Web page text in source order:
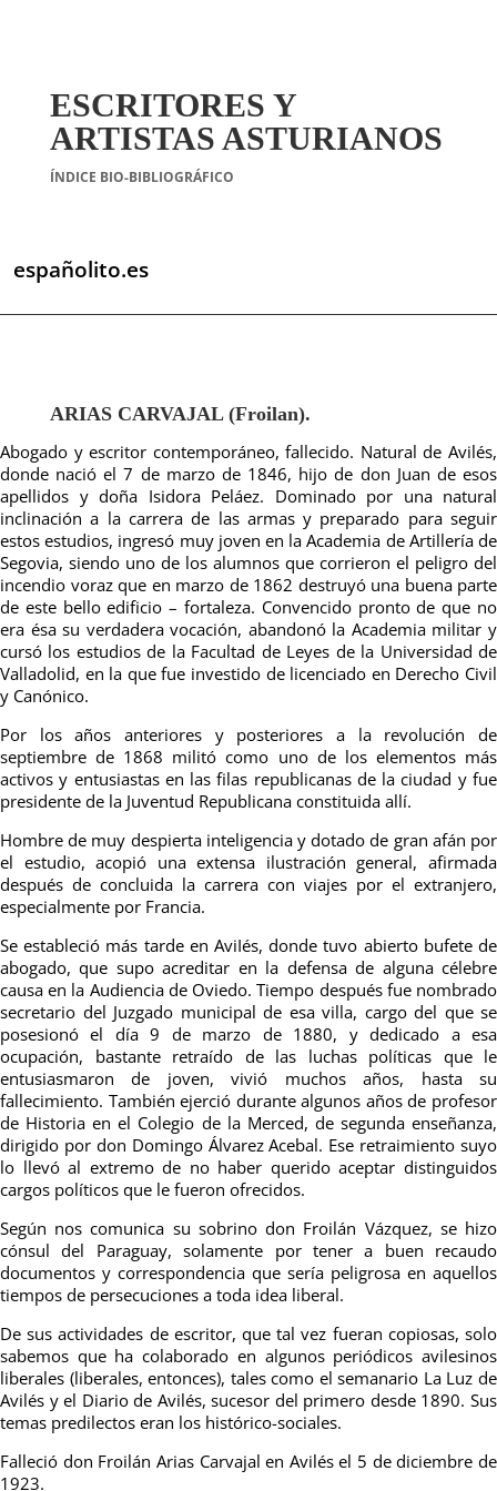
ESCRITORES Y
ARTISTAS ASTURIANOS
ÍNDICE BIO-BIBLIOGRÁFICO
españolito.es
ARIAS CARVAJAL (Froilan).
Abogado y escritor contemporáneo, fallecido. Natural de Avilés,
donde nació el 7 de marzo de 1846, hijo de don Juan de esos
apellidos y doña Isidora Peláez. Dominado por una natural
inclinación a la carrera de las armas y preparado para seguir
estos estudios, ingresó muy joven en la Academia de Artillería de
Segovia, siendo uno de los alumnos que corrieron el peligro del
incendio voraz que en marzo de 1862 destruyó una buena parte
de este bello edificio – fortaleza. Convencido pronto de que no
era ésa su verdadera vocación, abandonó la Academia militar y
cursó los estudios de la Facultad de Leyes de la Universidad de
Valladolid, en la que fue investido de licenciado en Derecho Civil
y Canónico.
Por los años anteriores y posteriores a la revolución de
septiembre de 1868 militó como uno de los elementos más
activos y entusiastas en las filas republicanas de la ciudad y fue
presidente de la Juventud Republicana constituida allí.
Hombre de muy despierta inteligencia y dotado de gran afán por
el estudio, acopió una extensa ilustración general, afirmada
después de concluida la carrera con viajes por el extranjero,
especialmente por Francia.
Se estableció más tarde en AviIés, donde tuvo abierto bufete de
abogado, que supo acreditar en la defensa de alguna célebre
causa en la Audiencia de Oviedo. Tiempo después fue nombrado
secretario del Juzgado municipal de esa villa, cargo del que se
posesionó el día 9 de marzo de 1880, y dedicado a esa
ocupación, bastante retraído de las luchas políticas que le
entusiasmaron de joven, vivió muchos años, hasta su
fallecimiento. También ejerció durante algunos años de profesor
de Historia en el Colegio de la Merced, de segunda enseñanza,
dirigido por don Domingo Álvarez Acebal. Ese retraimiento suyo
lo llevó al extremo de no haber querido aceptar distinguidos
cargos políticos que le fueron ofrecidos.
Según nos comunica su sobrino don Froilán Vázquez, se hizo
cónsul del Paraguay, solamente por tener a buen recaudo
documentos y correspondencia que sería peligrosa en aquellos
tiempos de persecuciones a toda idea liberal.
De sus actividades de escritor, que tal vez fueran copiosas, solo
sabemos que ha colaborado en algunos periódicos avilesinos
liberales (liberales, entonces), tales como el semanario La Luz de
Avilés y el Diario de Avilés, sucesor del primero desde 1890. Sus
temas predilectos eran los histórico-sociales.
Falleció don Froilán Arias Carvajal en Avilés el 5 de diciembre de
1923.